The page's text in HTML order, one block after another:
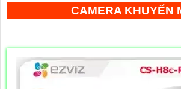
CAMERA KHUYẾN